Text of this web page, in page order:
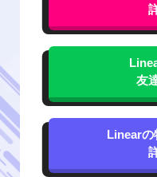
友
Linearの